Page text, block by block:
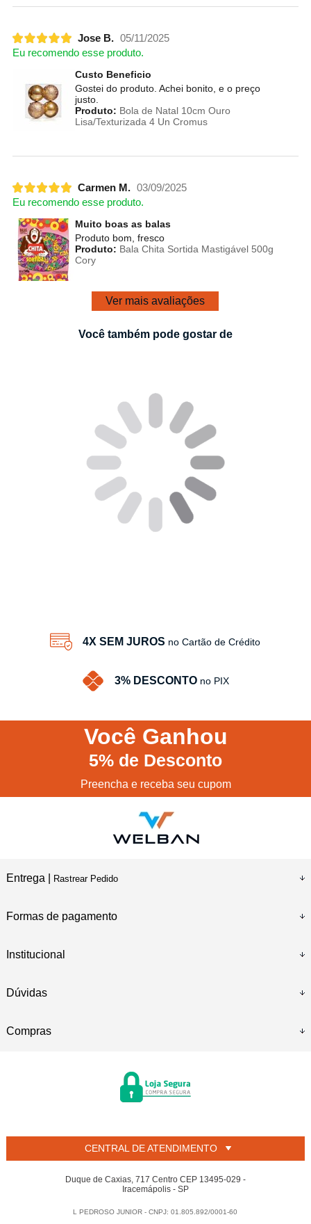
Jose B. 05/11/2025
Eu recomendo esse produto.
Custo Beneficio
Gostei do produto. Achei bonito, e o preço
justo.
Produto: Bola de Natal 10cm Ouro
Lisa/Texturizada 4 Un Cromus
Carmen M. 03/09/2025
Eu recomendo esse produto.
Muito boas as balas
Produto bom, fresco
Produto: Bala Chita Sortida Mastigável 500g
Cory
Ver mais avaliações
Você também pode gostar de
4X SEM JUROS no Cartão de Crédito
3% DESCONTO no PIX
Você Ganhou
5% de Desconto
Preencha e receba seu cupom
Entrega | Rastrear Pedido
Formas de pagamento
Institucional
Dúvidas
Compras
CENTRAL DE ATENDIMENTO
Duque de Caxias, 717 Centro CEP 13495-029 -
Iracemápolis - SP
L PEDROSO JUNIOR - CNPJ: 01.805.892/0001-60